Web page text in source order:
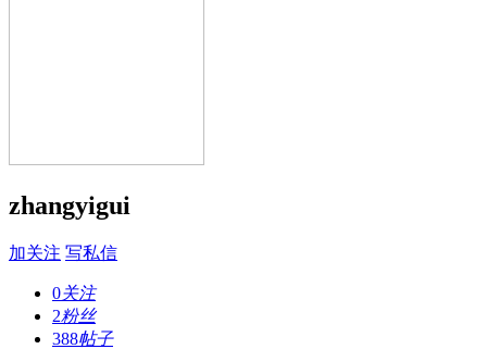
zhangyigui
加关注 写私信
0关注
2粉丝
388帖子